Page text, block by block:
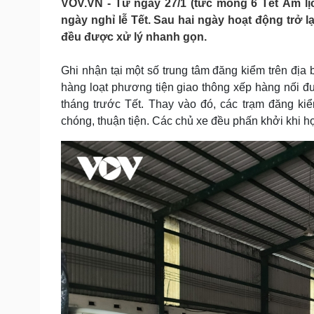
Tin nóng
Tư vấn luật
Việt Nam
Phân tích
Sức khỏe
Dinh dưỡng - món ngon
Cây thuốc
Sản phụ khoa
Nhi khoa
Nam khoa
Làm đẹp - giảm cân
Phòng mạch online
Ăn sạch sống khỏe
Đời sống
Nhà đẹp
Blog
Tình yêu - Gia đình
VOV.VN - Từ ngày 27/1 (tức mồng 6 Tết Âm
ngày nghỉ lễ Tết. Sau hai ngày hoạt động trở
đều được xử lý nhanh gọn.
Ghi nhận tại một số trung tâm đăng kiểm trên
hàng loạt phương tiện giao thông xếp hàng nối
tháng trước Tết. Thay vào đó, các trạm đăng
chóng, thuận tiện. Các chủ xe đều phấn khởi khi